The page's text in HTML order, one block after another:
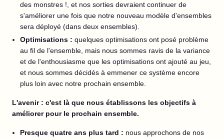
des monstres !, et nos sorties devraient continuer de
s'améliorer une fois que notre nouveau modèle d'ensembles
sera déployé (dans deux ensembles).
Optimisations : quelques optimisations ont posé problème
au fil de l'ensemble, mais nous sommes ravis de la variance
et de l'enthousiasme que les optimisations ont ajouté au jeu,
et nous sommes décidés à emmener ce système encore
plus loin avec notre prochain ensemble.
L'avenir : c'est là que nous établissons les objectifs à
améliorer pour le prochain ensemble.
Presque quatre ans plus tard : nous approchons de nos